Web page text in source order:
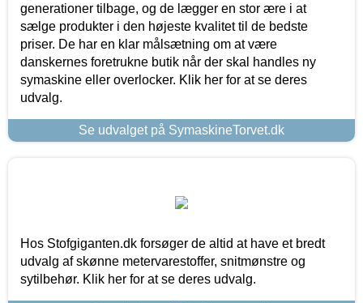
generationer tilbage, og de lægger en stor ære i at
sælge produkter i den højeste kvalitet til de bedste
priser. De har en klar målsætning om at være
danskernes foretrukne butik når der skal handles ny
symaskine eller overlocker. Klik her for at se deres
udvalg.
Se udvalget på SymaskineTorvet.dk
Hos Stofgiganten.dk forsøger de altid at have et bredt
udvalg af skønne metervarestoffer, snitmønstre og
sytilbehør. Klik her for at se deres udvalg.